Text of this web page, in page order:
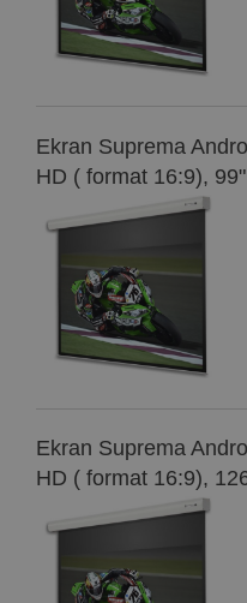
Ekran Suprema
HD ( format 16:9), 99"
Ekran Suprema
HD ( format 16:9),